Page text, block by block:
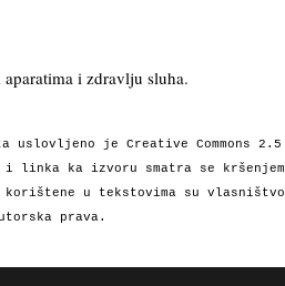
i zdravlju sluha.
je Creative Commons 2.5
i linka ka izvoru smatra se kršenjem
u tekstovima su vlasništvo
prava.